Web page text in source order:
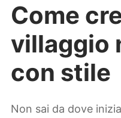
Come
villaggio
con stile
Non sai da dove